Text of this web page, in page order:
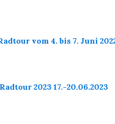
vom 4. bis 7. Juni
2023 17.-20.06.2023